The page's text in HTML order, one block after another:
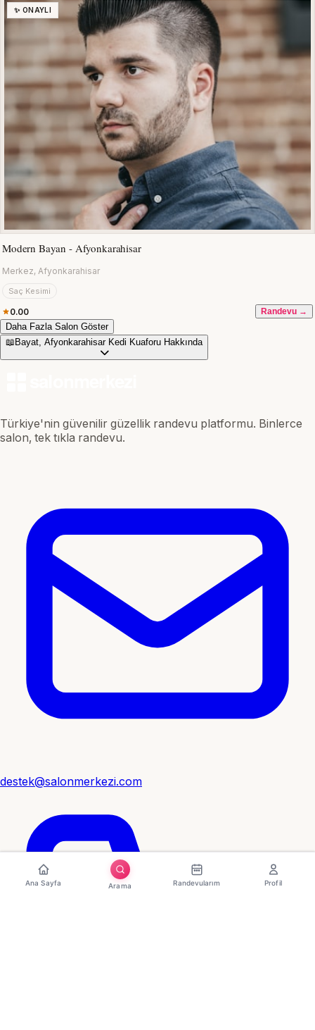
✨ ONAYLI
Modern Bayan - Afyonkarahisar
Merkez, Afyonkarahisar
Saç Kesimi
0.00 Randevu →
Daha Fazla Salon Göster
📖 Bayat, Afyonkarahisar Kedi Kuaforu Hakkında
Türkiye'nin güvenilir güzellik randevu platformu. Binlerce
salon, tek tıkla randevu.
destek@salonmerkezi.com
Ana Sayfa Arama Randevularım Profil